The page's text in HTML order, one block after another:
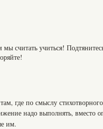
мы считать учиться!
где по смыслу стихотворного
надо выполнять, вместо
им.